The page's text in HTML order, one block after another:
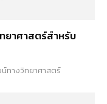
ยาศาสตร์สำหรับ
ทางวิทยาศาสตร์